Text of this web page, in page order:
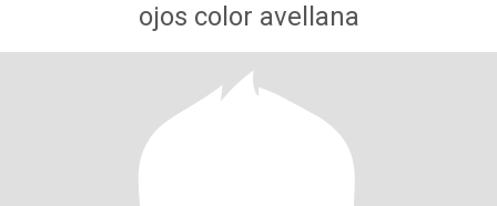
ojos color avellana